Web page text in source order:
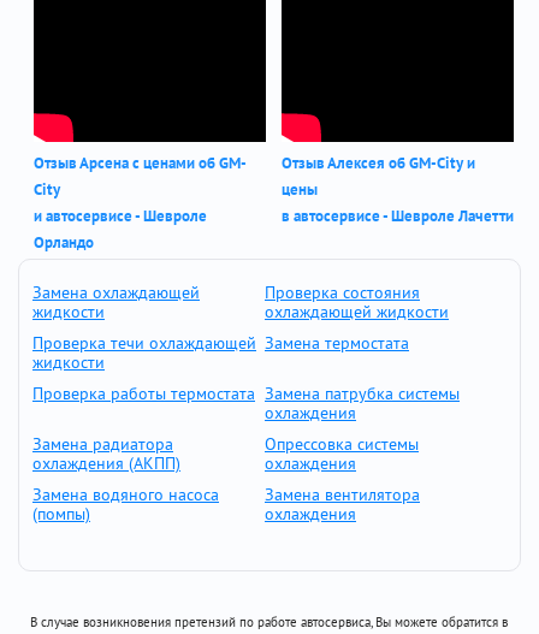
Отзыв Арсена с ценами об GM-
City
и автосервисе - Шевроле
Орландо
Отзыв Алексея об GM-City и
цены
в автосервисе - Шевроле Лачетти
Замена охлаждающей
жидкости
Проверка состояния
охлаждающей жидкости
Проверка течи охлаждающей
жидкости
Замена термостата
Проверка работы термостата Замена патрубка системы
охлаждения
Замена радиатора
охлаждения (АКПП)
Опрессовка системы
охлаждения
Замена водяного насоса
(помпы)
Замена вентилятора
охлаждения
В случае возникновения претензий по работе автосервиса, Вы можете обратится в